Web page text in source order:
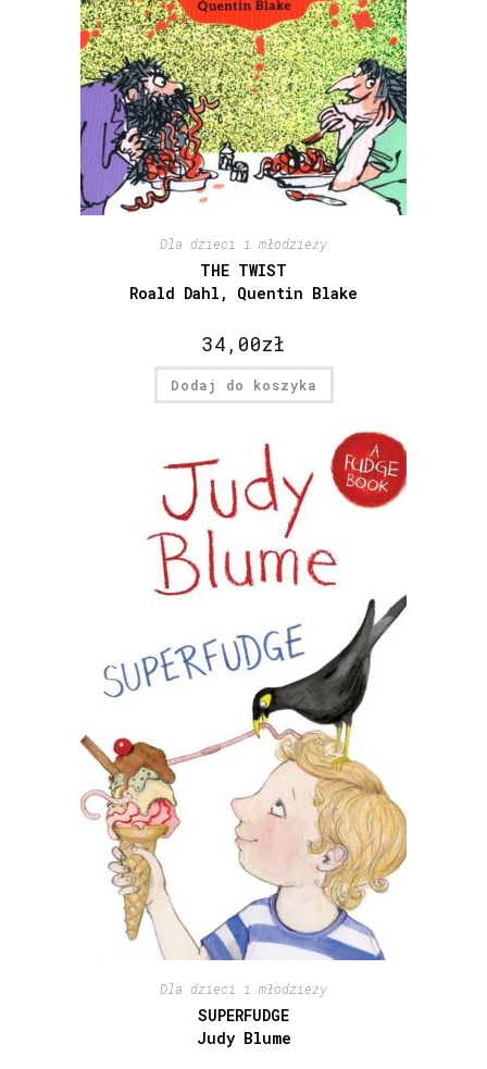
Dla dzieci i młodzieży
THE TWIST
Roald Dahl, Quentin Blake
34,00zł
Dodaj do koszyka
Dla dzieci i młodzieży
SUPERFUDGE
Judy Blume